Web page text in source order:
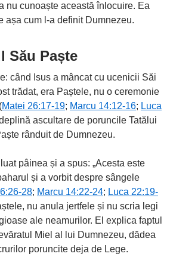
nu cunoaște această înlocuire. Ea
așa cum l-a definit Dumnezeu.
Său Paște
când Isus a mâncat cu ucenicii Săi
trădat, era Paștele, nu o ceremonie
Matei 26:17-19; Marcu 14:12-16; Luca
ascultare de poruncile Tatălui
rânduit de Dumnezeu.
pâinea și a spus: „Acesta este
și a vorbit despre sângele
28; Marcu 14:22-24; Luca 22:19-
nu anula jertfele și nu scria legi
ale neamurilor. El explica faptul
Miel al lui Dumnezeu, dădea
poruncite deja de Lege.